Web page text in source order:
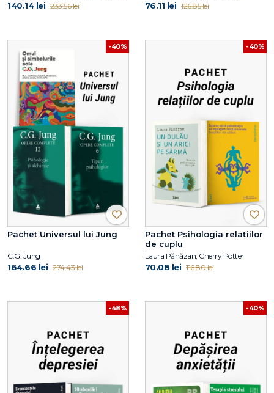
140.14 lei 233.56 lei 76.11 lei 126.85 lei
-40%
Pachet Universul lui Jung
C.G. Jung
164.66 lei 274.43 lei
-40%
Pachet Psihologia relațiilor
de cuplu
Laura Pănăzan, Cherry Potter
70.08 lei 116.80 lei
-48% -40%